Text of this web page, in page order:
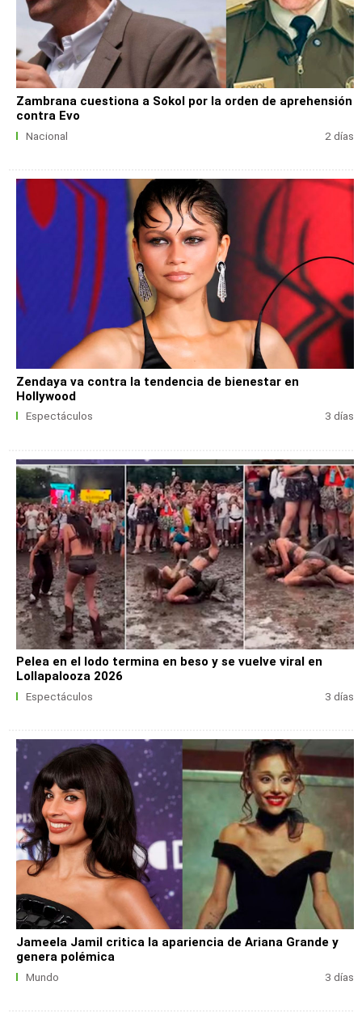
Zambrana cuestiona a Sokol por la orden de aprehensión
contra Evo
Nacional 2 días
Zendaya va contra la tendencia de bienestar en
Hollywood
Espectáculos 3 días
Pelea en el lodo termina en beso y se vuelve viral en
Lollapalooza 2026
Espectáculos 3 días
Jameela Jamil critica la apariencia de Ariana Grande y
genera polémica
Mundo 3 días